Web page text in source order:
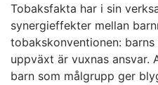
Tobaksfakta har i sin
synergieffekter mellan
tobakskonventionen:
uppväxt är vuxnas ansvar.
barn som målgrupp ger